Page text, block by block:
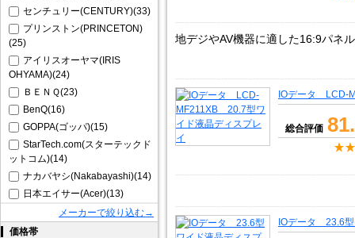
センチュリー(CENTURY)(33)
プリンストン(PRINCETON)
(25)
アイリスオーヤマ(IRIS
OHYAMA)(24)
ＢＥＮＱ(23)
BenQ(16)
GOPPA(ゴッパ)(15)
StarTech.com(スターテックド
ットコム)(14)
ナカバヤシ(Nakabayashi)(14)
日本エイサー(Acer)(13)
メーカーで絞り込む→
価格帯
地デジやAV機器に適した16:9パネル
IOデータ LCD-
総合評価
IOデータ 23.6